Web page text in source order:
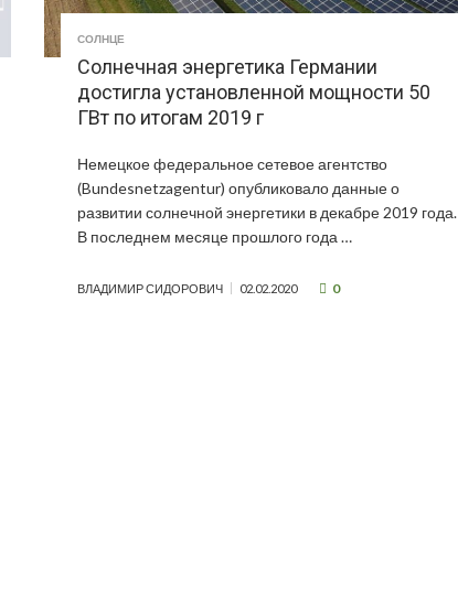
СОЛНЦЕ
Солнечная энергетика Германии
достигла установленной мощности 50
ГВт по итогам 2019 г
Немецкое федеральное сетевое агентство
(Bundesnetzagentur) опубликовало данные о
развитии солнечной энергетики в декабре 2019 года.
В последнем месяце прошлого года …
ВЛАДИМИР СИДОРОВИЧ 02.02.2020 0